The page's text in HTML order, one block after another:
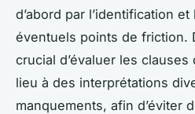
d’abord par l’identification et
éventuels points de friction.
crucial d’évaluer les
lieu à des interprétations
manquements, afin d’éviter